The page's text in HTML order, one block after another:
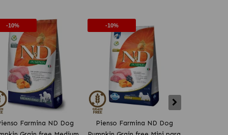
-10%
Farmina ND Dog
-10%
Pienso Farmina ND Dog